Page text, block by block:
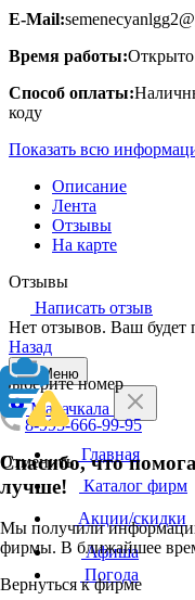
E-Mail:
Время работы:Открыто
Способ оплаты:
коду
Показать всю
Описание
Лента
Отзывы
На карте
Отзывы
Написать отзыв
Нет отзывов. Ваш будет
Назад
Выберите номер
8-995-666-99-95
Отменить
Спасибо, что
лучше!
Мы получили
фирмы. В ближайшее
Вернуться к фирме
Меню
Махачкала
Главная
Каталог фирм
Акции/скидки
Афиша
Погода